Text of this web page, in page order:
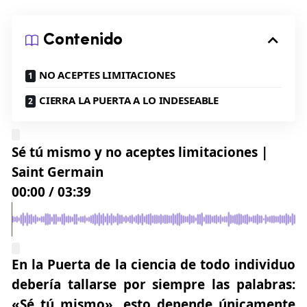
Contenido
NO ACEPTES LIMITACIONES
CIERRA LA PUERTA A LO INDESEABLE
Sé tú mismo y no aceptes limitaciones |
Saint Germain
00:00 /03:39
En la Puerta de la ciencia de todo individuo
debería tallarse por siempre las palabras: